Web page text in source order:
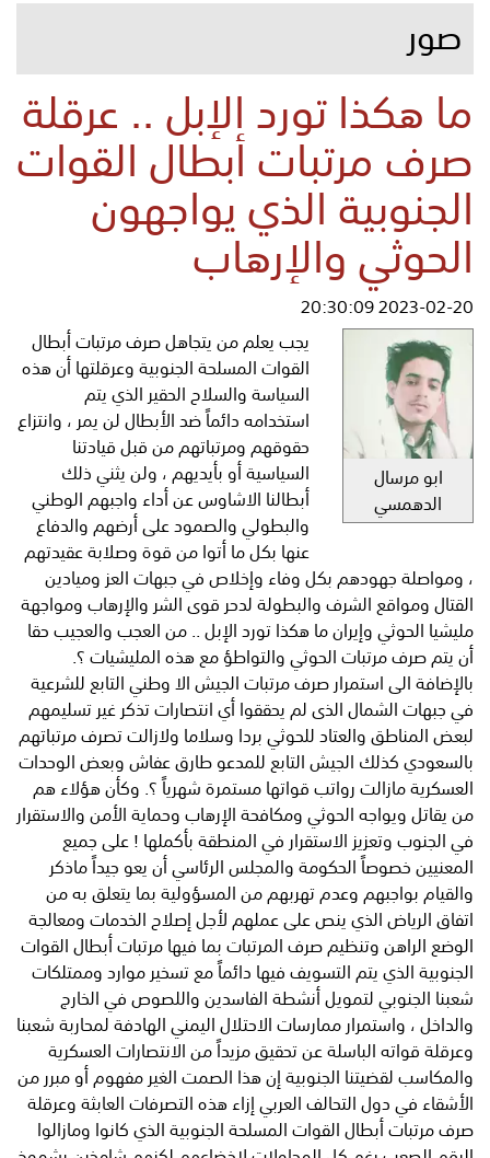
صور
ما هكذا تورد الإبل .. عرقلة
صرف مرتبات أبطال القوات
الجنوبية الذي يواجهون
الحوثي والإرهاب
2023-02-20 20:30:09
ابو مرسال
الدهمسي
يجب يعلم من يتجاهل صرف مرتبات أبطال
القوات المسلحة الجنوبية وعرقلتها أن هذه
السياسة والسلاح الحقير الذي يتم
استخدامه دائماً ضد الأبطال لن يمر ، وانتزاع
حقوقهم ومرتباتهم من قبل قيادتنا
السياسية أو بأيديهم ، ولن يثني ذلك
أبطالنا الاشاوس عن أداء واجبهم الوطني
والبطولي والصمود على أرضهم والدفاع
عنها بكل ما أتوا من قوة وصلابة عقيدتهم
، ومواصلة جهودهم بكل وفاء وإخلاص في جبهات العز وميادين
القتال ومواقع الشرف والبطولة لدحر قوى الشر والإرهاب ومواجهة
مليشيا الحوثي وإيران ما هكذا تورد الإبل .. من العجب والعجيب حقا
أن يتم صرف مرتبات الحوثي والتواطؤ مع هذه المليشيات ؟.
بالإضافة الى استمرار صرف مرتبات الجيش الا وطني التابع للشرعية
في جبهات الشمال الذى لم يحققوا أي انتصارات تذكر غير تسليمهم
لبعض المناطق والعتاد للحوثي بردا وسلاما ولازالت تصرف مرتباتهم
بالسعودي كذلك الجيش التابع للمدعو طارق عفاش وبعض الوحدات
العسكرية مازالت رواتب قواتها مستمرة شهرياً ؟. وكأن هؤلاء هم
من يقاتل ويواجه الحوثي ومكافحة الإرهاب وحماية الأمن والاستقرار
في الجنوب وتعزيز الاستقرار في المنطقة بأكملها ! على جميع
المعنيين خصوصاً الحكومة والمجلس الرئاسي أن يعو جيداً ماذكر
والقيام بواجبهم وعدم تهربهم من المسؤولية بما يتعلق به من
اتفاق الرياض الذي ينص على عملهم لأجل إصلاح الخدمات ومعالجة
الوضع الراهن وتنظيم صرف المرتبات بما فيها مرتبات أبطال القوات
الجنوبية الذي يتم التسويف فيها دائماً مع تسخير موارد وممتلكات
شعبنا الجنوبي لتمويل أنشطة الفاسدين واللصوص في الخارج
والداخل ، واستمرار ممارسات الاحتلال اليمني الهادفة لمحاربة شعبنا
وعرقلة قواته الباسلة عن تحقيق مزيداً من الانتصارات العسكرية
والمكاسب لقضيتنا الجنوبية إن هذا الصمت الغير مفهوم أو مبرر من
الأشقاء في دول التحالف العربي إزاء هذه التصرفات العابثة وعرقلة
صرف مرتبات أبطال القوات المسلحة الجنوبية الذي كانوا ومازالوا